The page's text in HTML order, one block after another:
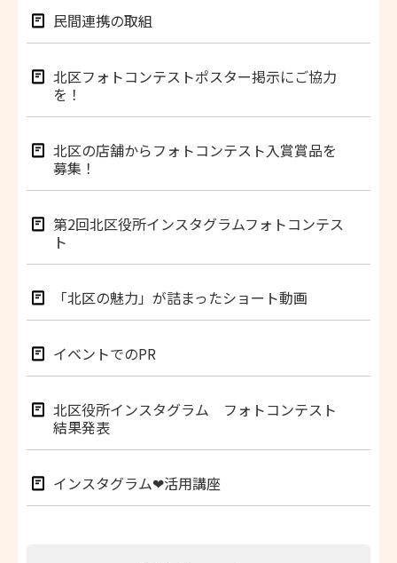
民間連携の取組
北区フォトコンテストポスター掲示にご協力
を！
北区の店舗からフォトコンテスト入賞賞品を
募集！
第2回北区役所インスタグラムフォトコンテス
ト
「北区の魅力」が詰まったショート動画
イベントでのPR
北区役所インスタグラム フォトコンテスト
結果発表
インスタグラム❤活用講座